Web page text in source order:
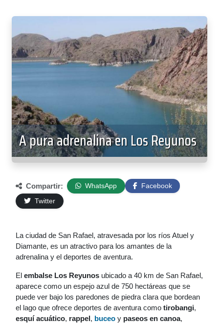
A pura adrenalina en Los Reyunos
Compartir: WhatsApp
Facebook
Twitter
La ciudad de San Rafael, atravesada por los ríos Atuel y
Diamante, es un atractivo para los amantes de la
adrenalina y el deportes de aventura.
El embalse Los Reyunos ubicado a 40 km de San Rafael,
aparece como un espejo azul de 750 hectáreas que se
puede ver bajo los paredones de piedra clara que bordean
el lago que ofrece deportes de aventura como tirobangi,
esquí acuático, rappel, buceo y paseos en canoa,